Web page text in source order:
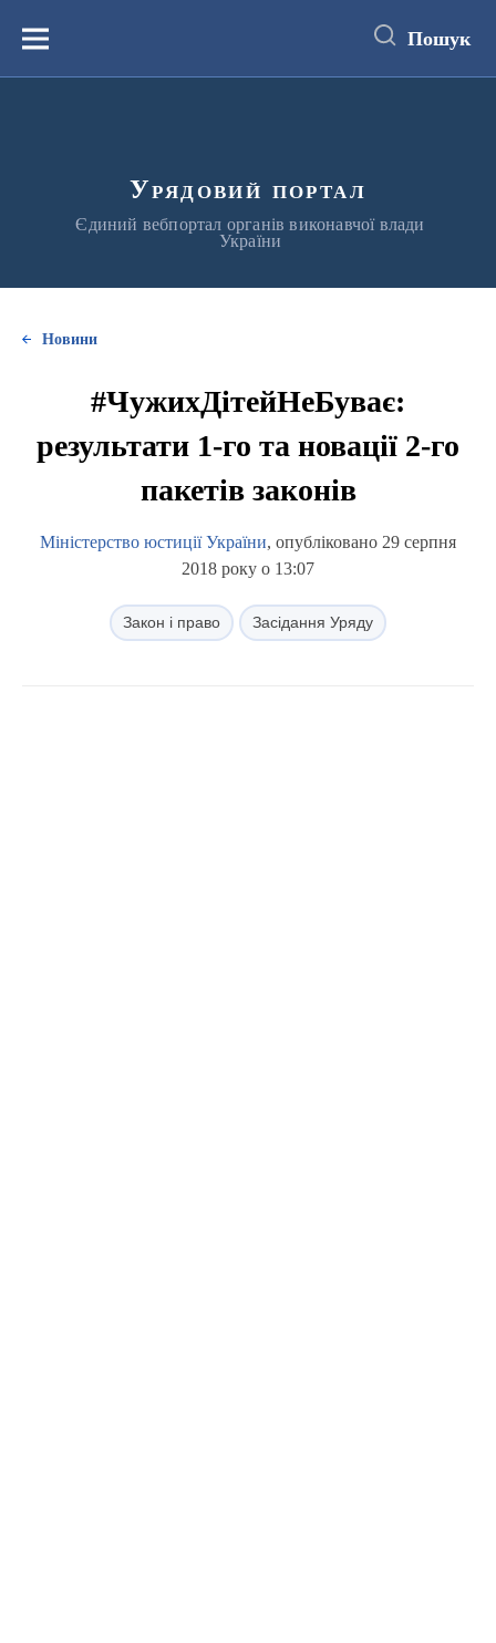
вмістуМеню Пошук
Урядовий портал
Єдиний вебпортал органів виконавчої влади
України
Новини
#ЧужихДітейНеБуває:
результати 1-го та новації 2-го
пакетів законів
Міністерство юстиції України, опубліковано 29 серпня
2018 року о 13:07
Закон і право Засідання Уряду